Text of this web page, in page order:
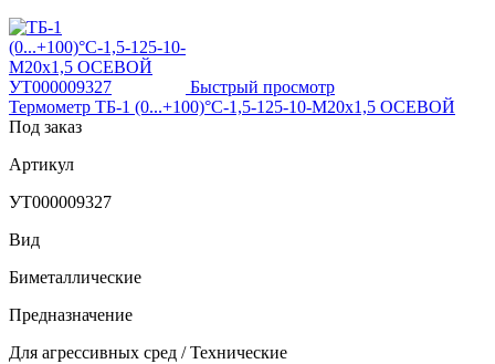
Быстрый просмотр
Термометр ТБ-1 (0...+100)°С-1,5-125-10-М20х1,5 ОСЕВОЙ
Под заказ
Артикул
УТ000009327
Вид
Биметаллические
Предназначение
Для агрессивных сред / Технические